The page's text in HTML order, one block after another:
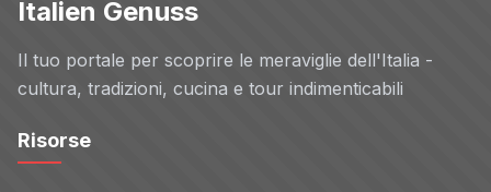
Italien Genuss
Il tuo portale per scoprire le meraviglie dell'Italia -
cultura, tradizioni, cucina e tour indimenticabili
Risorse